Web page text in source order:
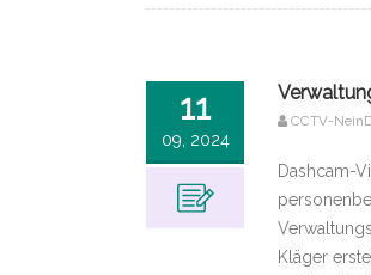
11
09, 2024
CCTV-
Dashcam-
Kläger